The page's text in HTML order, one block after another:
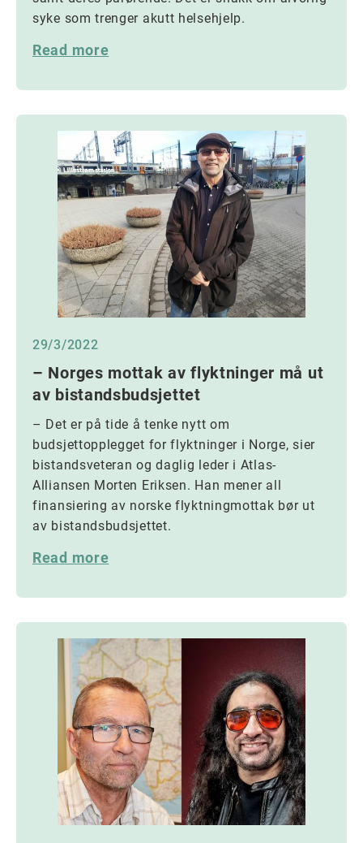
syke som trenger akutt helsehjelp.
Read more
29/3/2022
– Norges mottak av flyktninger må ut
av bistandsbudsjettet
– Det er på tide å tenke nytt om
budsjettopplegget for flyktninger i Norge, sier
bistandsveteran og daglig leder i Atlas-
Alliansen Morten Eriksen. Han mener all
finansiering av norske flyktningmottak bør ut
av bistandsbudsjettet.
Read more